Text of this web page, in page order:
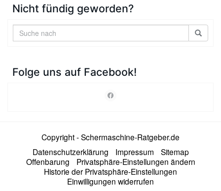
Nicht fündig geworden?
Folge uns auf Facebook!
Copyright - Schermaschine-Ratgeber.de
Datenschutzerklärung
Impressum
Sitemap
Offenbarung
Privatsphäre-Einstellungen ändern
Historie der Privatsphäre-Einstellungen
Einwilligungen widerrufen